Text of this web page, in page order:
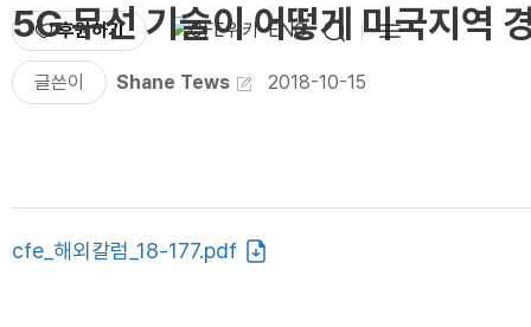
후원하기 ENG
5G 무선 기술이 어떻게 미국지역
글쓴이 Shane Tews 2018-10-15
cfe_해외칼럼_18-177.pdf